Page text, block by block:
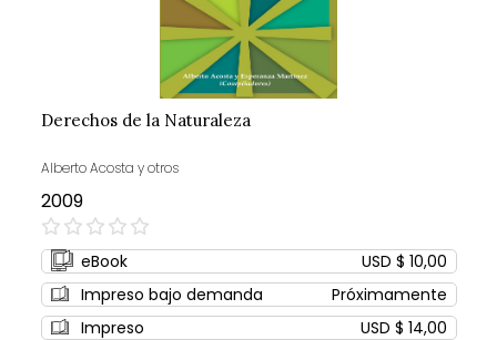
Derechos de la Naturaleza
Alberto Acosta y otros
2009
0%
eBook
USD $ 10,00
Impreso bajo demanda
Próximamente
Impreso
USD $ 14,00